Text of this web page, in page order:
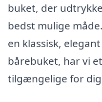
buket, der
bedst mulige
en klassisk,
bårebuket, har vi
tilgængelige for